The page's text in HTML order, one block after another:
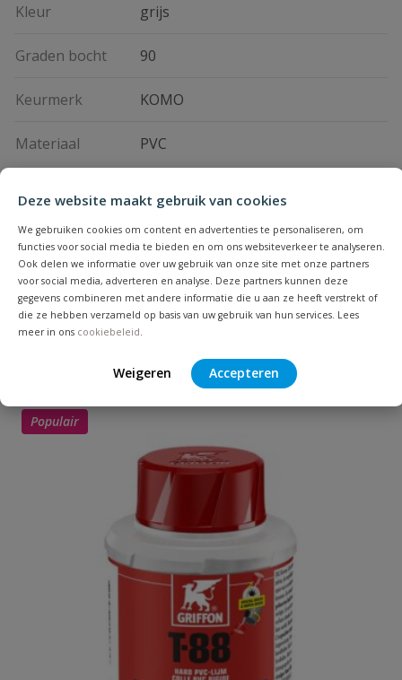
Deze website maakt gebruik van cookies
We gebruiken cookies om content en advertenties te personaliseren, om
functies voor social media te bieden en om ons websiteverkeer te analyseren.
Ook delen we informatie over uw gebruik van onze site met onze partners
voor social media, adverteren en analyse. Deze partners kunnen deze
gegevens combineren met andere informatie die u aan ze heeft verstrekt of
die ze hebben verzameld op basis van uw gebruik van hun services. Lees
meer in ons cookiebeleid
Weigeren Accepteren
Kleur grijs
Graden bocht 90
Keurmerk KOMO
Materiaal PVC
Vraag en antwoord
Geen vragen
Heb je zelf ook een vraag over
dit product?
Stel jouw
Beoordelingen
Schrijf zelf een beoordeling
Je beoordeelt:PVC HWA bocht 90° m/vs grijs 80mm
Uw waardering:
Samenvatting
Bijpassende producten
Populair